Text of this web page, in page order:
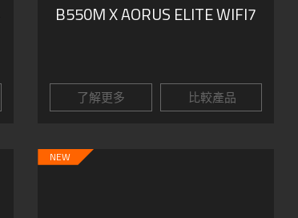
B550M X AORUS ELITE WIFI7
了解更多 比較產品
NEW